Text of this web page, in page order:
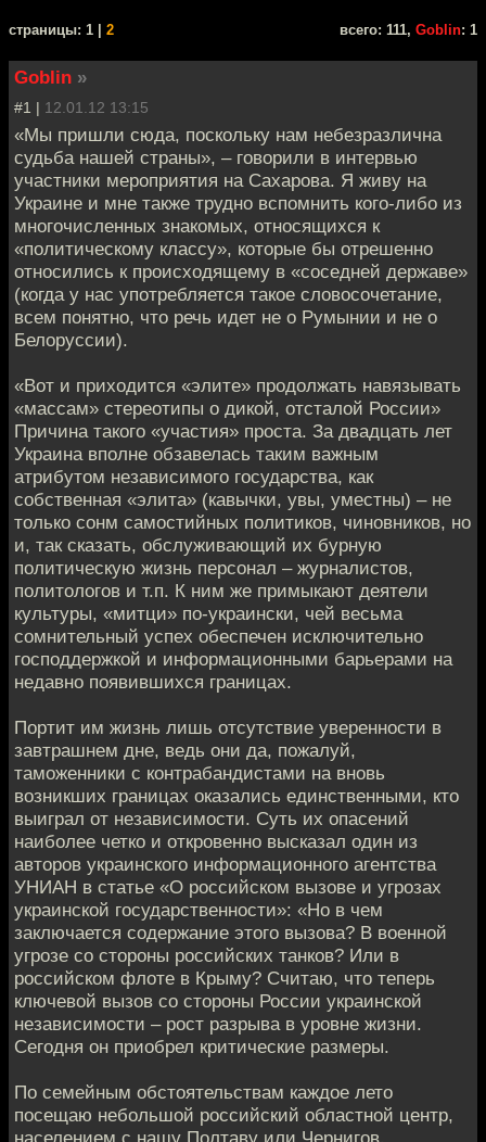
cтраницы: 1 | 2 всего: 111, Goblin: 1
Goblin »
#1 | 12.01.12 13:15
«Мы пришли сюда, поскольку нам небезразлична
судьба нашей страны», – говорили в интервью
участники мероприятия на Сахарова. Я живу на
Украине и мне также трудно вспомнить кого-либо из
многочисленных знакомых, относящихся к
«политическому классу», которые бы отрешенно
относились к происходящему в «соседней державе»
(когда у нас употребляется такое словосочетание,
всем понятно, что речь идет не о Румынии и не о
Белоруссии).
«Вот и приходится «элите» продолжать навязывать
«массам» стереотипы о дикой, отсталой России»
Причина такого «участия» проста. За двадцать лет
Украина вполне обзавелась таким важным
атрибутом независимого государства, как
собственная «элита» (кавычки, увы, уместны) – не
только сонм самостийных политиков, чиновников, но
и, так сказать, обслуживающий их бурную
политическую жизнь персонал – журналистов,
политологов и т.п. К ним же примыкают деятели
культуры, «митци» по-украински, чей весьма
сомнительный успех обеспечен исключительно
господдержкой и информационными барьерами на
недавно появившихся границах.
Портит им жизнь лишь отсутствие уверенности в
завтрашнем дне, ведь они да, пожалуй,
таможенники с контрабандистами на вновь
возникших границах оказались единственными, кто
выиграл от независимости. Суть их опасений
наиболее четко и откровенно высказал один из
авторов украинского информационного агентства
УНИАН в статье «О российском вызове и угрозах
украинской государственности»: «Но в чем
заключается содержание этого вызова? В военной
угрозе со стороны российских танков? Или в
российском флоте в Крыму? Считаю, что теперь
ключевой вызов со стороны России украинской
независимости – рост разрыва в уровне жизни.
Сегодня он приобрел критические размеры.
По семейным обстоятельствам каждое лето
посещаю небольшой российский областной центр,